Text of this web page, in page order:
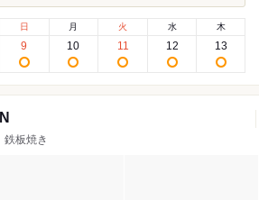
日
9
月
10
火
11
水
12
木
13
鉄板焼き